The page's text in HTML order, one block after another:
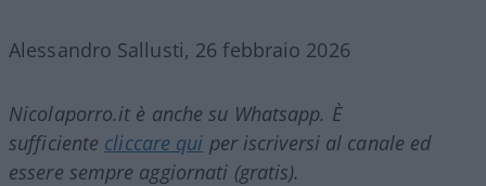
Alessandro Sallusti, 26 febbraio 2026
Nicolaporro.it è anche su Whatsapp. È
sufficiente cliccare qui per iscriversi al canale ed
essere sempre aggiornati (gratis).